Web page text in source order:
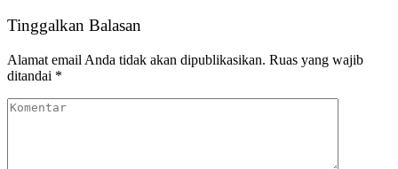
Tinggalkan Balasan
Alamat email Anda tidak akan dipublikasikan. Ruas yang wajib
ditandai *